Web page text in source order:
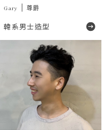
Gary 尊爵
韓系男士造型